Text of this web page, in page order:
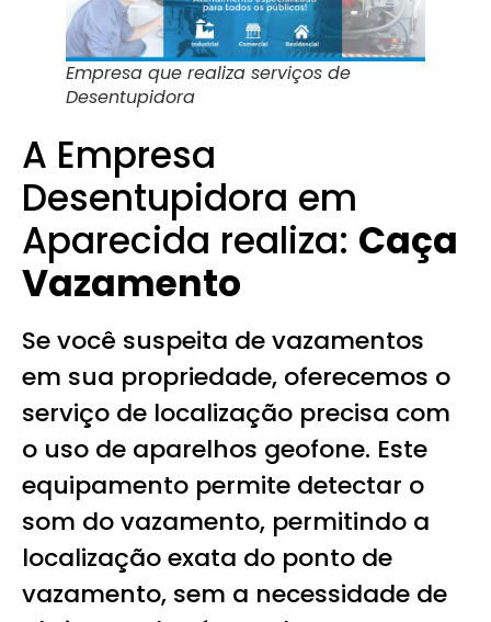
Empresa que realiza serviços de
Desentupidora
A Empresa
Desentupidora em
Aparecida realiza: Caça
Vazamento
Se você suspeita de vazamentos
em sua propriedade, oferecemos o
serviço de localização precisa com
o uso de aparelhos geofone. Este
equipamento permite detectar o
som do vazamento, permitindo a
localização exata do ponto de
vazamento, sem a necessidade de